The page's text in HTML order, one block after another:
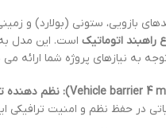
بازویی، ستونی (بولارد) و
راهبند اتوماتیک است. این مدل به
به نیازهای پروژه شما ارائه
در حفظ نظم و امنیت ترافیکی